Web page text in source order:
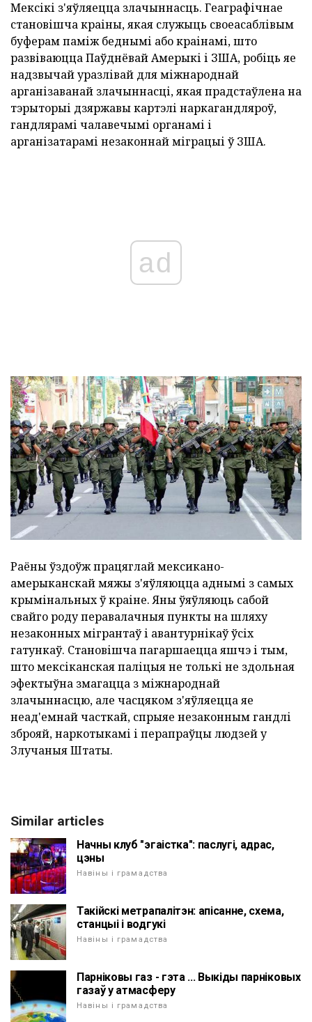
Мексікі з'яўляецца злачыннасць. Геаграфічнае
становішча краіны, якая служыць своеасаблівым
буферам паміж беднымі або краінамі, што
развіваюцца Паўднёвай Амерыкі і ЗША, робіць яе
надзвычай уразлівай для міжнароднай
арганізаванай злачыннасці, якая прадстаўлена на
тэрыторыі дзяржавы картэлі наркагандляроў,
гандлярамі чалавечымі органамі і
арганізатарамі незаконнай міграцыі ў ЗША.
ad
Раёны ўздоўж працяглай мексикано-
амерыканскай мяжы з'яўляюцца аднымі з самых
крымінальных ў краіне. Яны ўяўляюць сабой
свайго роду перавалачныя пункты на шляху
незаконных мігрантаў і авантурнікаў ўсіх
гатункаў. Становішча пагаршаецца яшчэ і тым,
што мексіканская паліцыя не толькі не здольная
эфектыўна змагацца з міжнароднай
злачыннасцю, але часцяком з'яўляецца яе
неад'емнай часткай, спрыяе незаконным гандлі
зброяй, наркотыкамі і перапраўцы людзей у
Злучаныя Штаты.
Similar articles
Начны клуб "эгаістка": паслугі, адрас,
цэны
Навіны і грамадства
Такійскі метрапалітэн: апісанне, схема,
станцыі і водгукі
Навіны і грамадства
Парніковы газ - гэта ... Выкіды парніковых
газаў у атмасферу
Навіны і грамадства